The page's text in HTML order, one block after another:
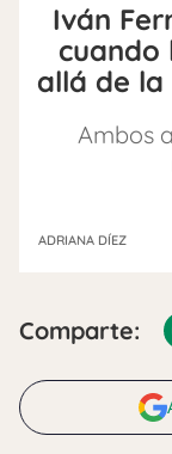
Iván
cuando
allá de la
Ambos
ADRIANA DÍEZ
Comparte: